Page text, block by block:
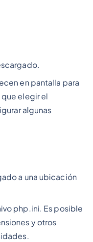
en pantalla para
que elegir el
algunas
a una ubicación
php.ini. Es posible
y otros